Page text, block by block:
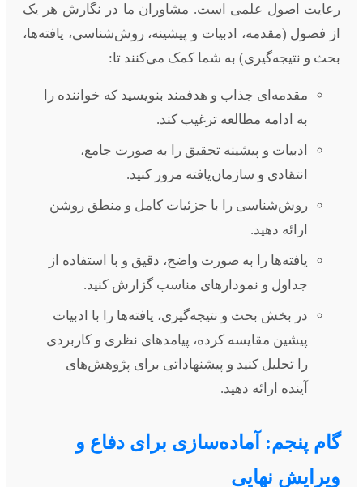
رعایت اصول علمی است. مشاوران ما در نگارش هر یک
از فصول (مقدمه، ادبیات و پیشینه، روش‌شناسی، یافته‌ها،
بحث و نتیجه‌گیری) به شما کمک می‌کنند تا:
مقدمه‌ای جذاب و هدفمند بنویسید که خواننده را
به ادامه مطالعه ترغیب کند.
ادبیات و پیشینه تحقیق را به صورت جامع،
انتقادی و سازمان‌یافته مرور کنید.
روش‌شناسی را با جزئیات کامل و منطق روشن
ارائه دهید.
یافته‌ها را به صورت واضح، دقیق و با استفاده از
جداول و نمودارهای مناسب گزارش کنید.
در بخش بحث و نتیجه‌گیری، یافته‌ها را با ادبیات
پیشین مقایسه کرده، پیامدهای نظری و کاربردی
را تحلیل کنید و پیشنهاداتی برای پژوهش‌های
آینده ارائه دهید.
گام پنجم: آماده‌سازی برای دفاع و
ویرایش نهایی